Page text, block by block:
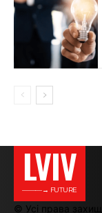
LVIV
———→ FUTURE
© Усі права